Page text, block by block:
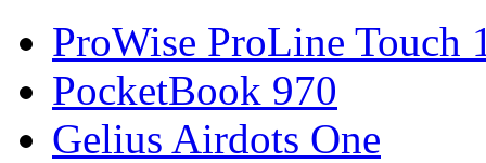
ProWise ProLine Touch
PocketBook 970
Gelius Airdots One